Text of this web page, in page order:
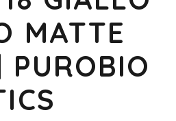
MATTE
PUROBIO